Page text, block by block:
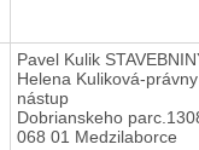
Pavel Kulik
Helena Kuliková-právny
nástup
Dobrianskeho
068 01 Medzilaborce